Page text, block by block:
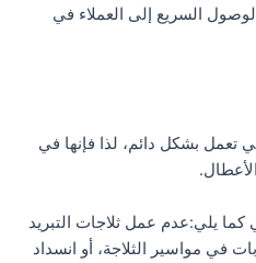
السريع إلى العملاء في
تعمل بشكل دائم، لذا فإنها في
يلي:عدم عمل ثلاجات التبريد
في مواسير الثلاجة، أو انسداد